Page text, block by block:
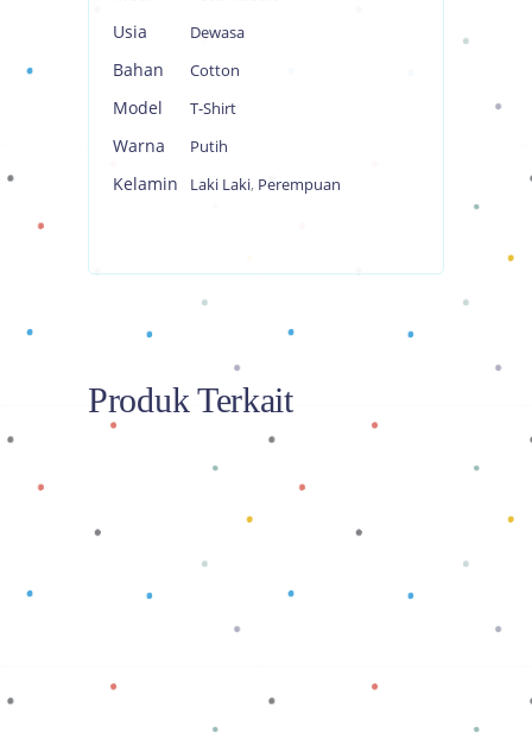
Usia Dewasa
Bahan Cotton
Model T-Shirt
Warna Putih
Kelamin Laki Laki, Perempuan
Produk Terkait